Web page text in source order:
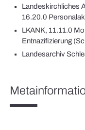
Landeskirchliches
16.20.0
LKANK, 11.11.0
Entnazifizierung
Landesarchiv